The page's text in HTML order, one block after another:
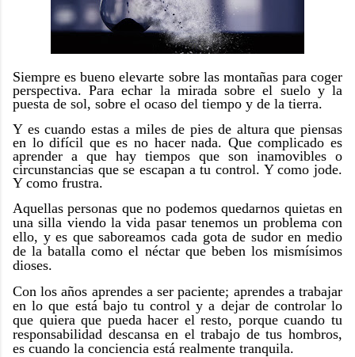
Siempre es bueno elevarte sobre las montañas para coger
perspectiva. Para echar la mirada sobre el suelo y la
puesta de sol, sobre el ocaso del tiempo y de la tierra.
Y es cuando estas a miles de pies de altura que piensas
en lo difícil que es no hacer nada. Que complicado es
aprender a que hay tiempos que son inamovibles o
circunstancias que se escapan a tu control. Y como jode.
Y como frustra.
Aquellas personas que no podemos quedarnos quietas en
una silla viendo la vida pasar tenemos un problema con
ello, y es que saboreamos cada gota de sudor en medio
de la batalla como el néctar que beben los mismísimos
dioses.
Con los años aprendes a ser paciente; aprendes a trabajar
en lo que está bajo tu control y a dejar de controlar lo
que quiera que pueda hacer el resto, porque cuando tu
responsabilidad descansa en el trabajo de tus hombros,
es cuando la conciencia está realmente tranquila.